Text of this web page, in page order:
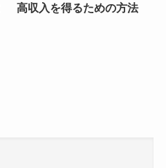
高収入を得るための方法